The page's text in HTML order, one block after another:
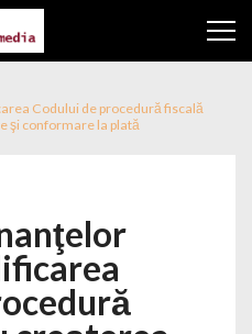
Codului de procedură fiscală
şi conformare la plată